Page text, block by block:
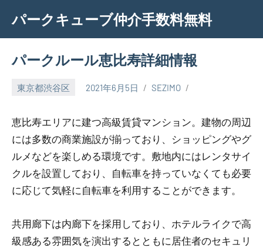
content
パークキューブ仲介手数料無料
パークルール恵比寿詳細情報
東京都渋谷区 2021年6月5日 SEZIMO
恵比寿エリアに建つ高級賃貸マンション。建物の周辺
には多数の商業施設が揃っており、ショッピングやグ
ルメなどを楽しめる環境です。敷地内にはレンタサイ
クルを設置しており、自転車を持っていなくても必要
に応じて気軽に自転車を利用することができます。
共用廊下は内廊下を採用しており、ホテルライクで高
級感ある雰囲気を演出するとともに居住者のセキュリ